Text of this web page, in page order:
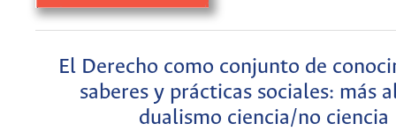
El Derecho como conjunto de
saberes y prácticas sociales: más
dualismo ciencia/no ciencia